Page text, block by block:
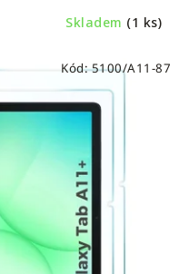
Skladem (1 ks)
Kód:5100/A11-87